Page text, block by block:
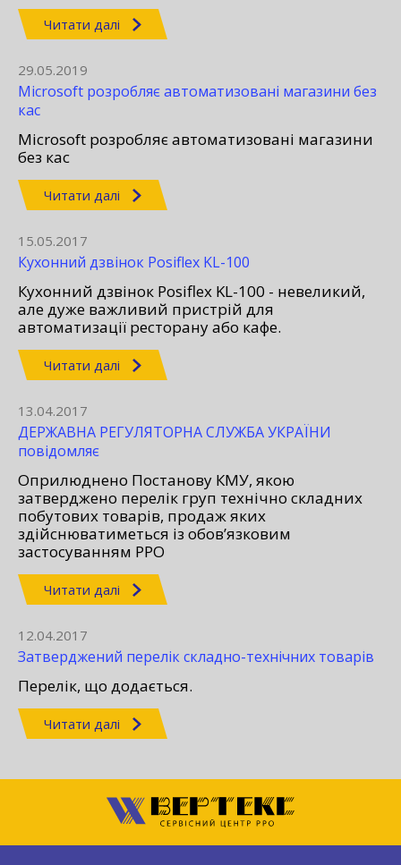
Читати далі
29.05.2019
Microsoft розробляє автоматизовані магазини без
кас
Microsoft розробляє автоматизовані магазини
без кас
Читати далі
15.05.2017
Кухонний дзвінок Posiflex KL-100
Кухонний дзвінок Posiflex KL-100 - невеликий,
але дуже важливий пристрій для
автоматизації ресторану або кафе.
Читати далі
13.04.2017
ДЕРЖАВНА РЕГУЛЯТОРНА СЛУЖБА УКРАЇНИ
повідомляє
Оприлюднено Постанову КМУ, якою
затверджено перелік груп технічно складних
побутових товарів, продаж яких
здійснюватиметься із обов’язковим
застосуванням РРО
Читати далі
12.04.2017
Затверджений перелік складно-технічних товарів
Перелік, що додається.
Читати далі